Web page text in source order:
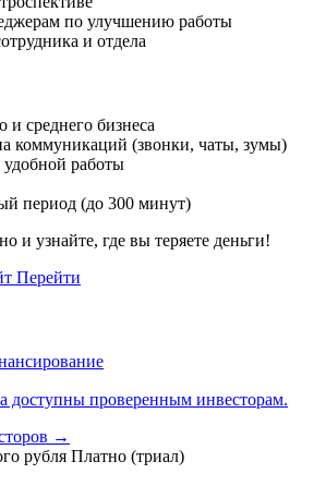
по улучшению работы
и отдела
и среднего бизнеса
коммуникаций (звонки, чаты, зумы)
работы
период (до 300 минут)
и узнайте, где вы теряете деньги!
Перейти
доступны проверенным инвесторам.
→
Платно (триал)